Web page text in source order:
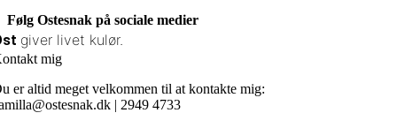
Følg Ostesnak på sociale medier
giver livet kulør.
mig
er altid meget velkommen til at kontakte mig:
| 2949 4733